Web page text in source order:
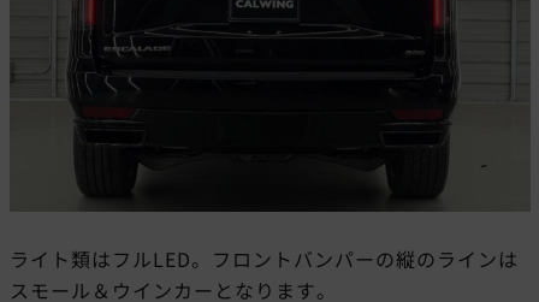
ライト類はフルLED。フロントバンパーの縦のラインは
スモール＆ウインカーとなります。